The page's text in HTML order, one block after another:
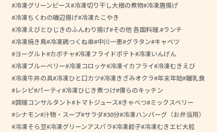
冷凍グリーンピース 冷凍切り干し大根の煮物 冷凍唐揚げ
冷凍ちくわの磯辺揚げ 冷凍たこやき
冷凍えびとひじきのふんわり揚げ その他 各国料理. ランチ
冷凍焼き鳥 冷凍鶏つくね串 中川一恵 グラタン キャベツ
ヨーグルト カボチャ 冷凍フライドポテト 冷凍いんげん
冷凍ブルーベリー 冷凍コロッケ 冷凍イカフライ 冷凍むきえび
冷凍牛丼の具 冷凍ひと口カツ 冷凍きざみオクラ 年末年始 離乳食
レシピ パーティ 冷凍ひじき煮つけ 僕らのキッチン
調理コンサルタント
トマトジュース きゃべつ ミックスベリー
シナモン 汁物・スープ サラダ 30分 冷凍ハンバーグ（お弁当用）
冷凍そら豆 冷凍グリーンアスパラ 冷凍餃子 冷凍むきエビ大粒